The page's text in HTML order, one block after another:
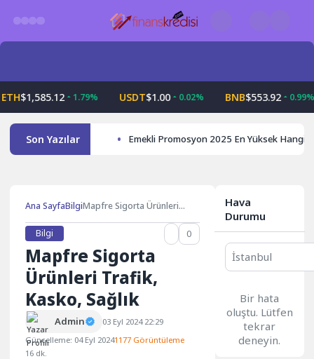
$1,585.12 1.79% USDT$1.00 0.02% $553.92 0.99%
Son Yazılar Emekli Promosyon 2025 En Yüksek Hangi
Ana SayfaBilgiMapfre Sigorta Ürünleri
Bilgi
0
Mapfre Sigorta
Ürünleri Trafik,
Kasko, Sağlık
Admin
03 Eyl 2024 22:29
Güncelleme: 04 Eyl 20241177 Görüntüleme
16 dk.
Hava
Durumu
Bir hata
oluştu. Lütfen
tekrar
deneyin.